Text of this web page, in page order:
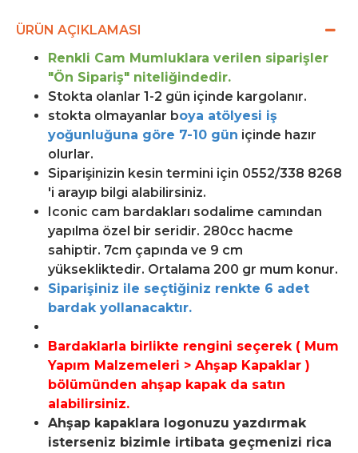
ÜRÜN AÇIKLAMASI
Renkli Cam Mumluklara verilen siparişler
"Ön Sipariş" niteliğindedir.
Stokta olanlar 1-2 gün içinde kargolanır.
stokta olmayanlar boya atölyesi iş
yoğunluğuna göre 7-10 gün içinde hazır
olurlar.
Siparişinizin kesin termini için 0552/338 8268
'i arayıp bilgi alabilirsiniz.
Iconic cam bardakları sodalime camından
yapılma özel bir seridir. 280cc hacme
sahiptir. 7cm çapında ve 9 cm
yüksekliktedir. Ortalama 200 gr mum konur.
Siparişiniz ile seçtiğiniz renkte 6 adet
bardak yollanacaktır.
Bardaklarla birlikte rengini seçerek ( Mum
Yapım Malzemeleri > Ahşap Kapaklar )
bölümünden ahşap kapak da satın
alabilirsiniz.
Ahşap kapaklara logonuzu yazdırmak
isterseniz bizimle irtibata geçmenizi rica